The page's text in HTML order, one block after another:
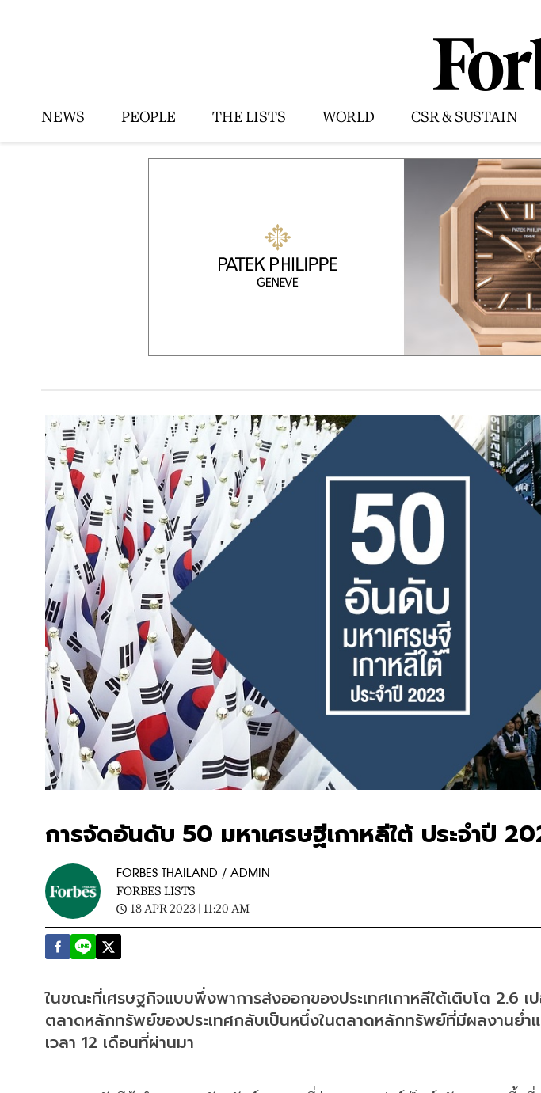
NEWS PEOPLE THE LISTS WORLD CSR & SUSTAIN
การจัดอันดับ 50 มหาเศรษฐีเกาหลีใต้ ประจำปี
FORBES THAILAND / ADMIN
FORBES LISTS
18 APR 2023 | 11:20 AM
ในขณะที่เศรษฐกิจแบบพึ่งพาการส่งออกของประเทศเกาหลีใต้เติบโต 2.6
ตลาดหลักทรัพย์ของประเทศกลับเป็นหนึ่งในตลาดหลักทรัพย์ที่มีผลงานย่ำ
เวลา 12 เดือนที่ผ่านมา